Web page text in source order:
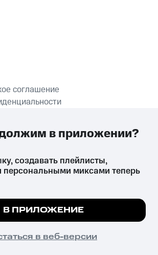
ПРИЛОЖЕНИЕ
соглашение
их аналогов причиняет вред здоровью,
запрещён и влечёт установленную
ответственность.
куки, чтобы на сайте все
ПОНЯТНО
создавать плейлисты,
персональными миксами теперь
В ПРИЛОЖЕНИЕ
в веб-версии